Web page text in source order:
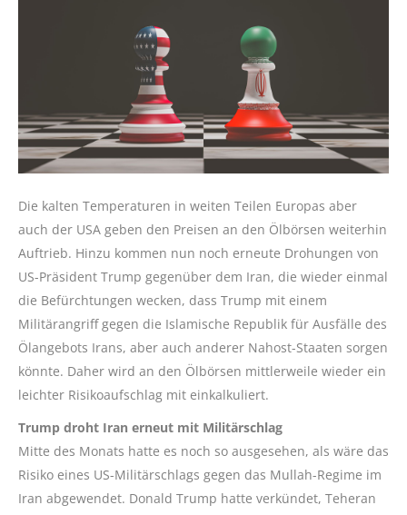
Die kalten Temperaturen in weiten Teilen Europas aber
auch der USA geben den Preisen an den Ölbörsen weiterhin
Auftrieb. Hinzu kommen nun noch erneute Drohungen von
US-Präsident Trump gegenüber dem Iran, die wieder einmal
die Befürchtungen wecken, dass Trump mit einem
Militärangriff gegen die Islamische Republik für Ausfälle des
Ölangebots Irans, aber auch anderer Nahost-Staaten sorgen
könnte. Daher wird an den Ölbörsen mittlerweile wieder ein
leichter Risikoaufschlag mit einkalkuliert.
Trump droht Iran erneut mit Militärschlag
Mitte des Monats hatte es noch so ausgesehen, als wäre das
Risiko eines US-Militärschlags gegen das Mullah-Regime im
Iran abgewendet. Donald Trump hatte verkündet, Teheran